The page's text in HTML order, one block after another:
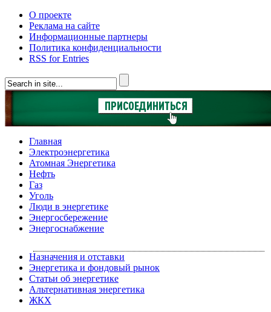
О проекте
Реклама на сайте
Информационные партнеры
Политика конфиденциальности
RSS for Entries
Главная
Электроэнергетика
Атомная Энергетика
Нефть
Газ
Уголь
Люди в энергетике
Энергосбережение
Энергоснабжение
Назначения и отставки
Энергетика и фондовый рынок
Статьи об энергетике
Альтернативная энергетика
ЖКХ